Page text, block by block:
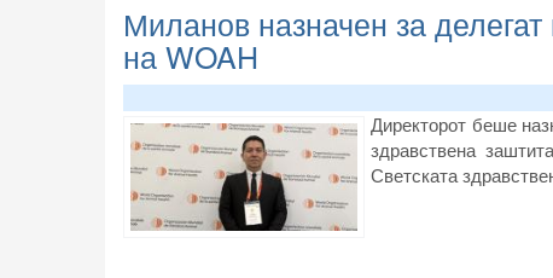
Миланов назначен за
на WOAH
Директорот беше
здравствена
Светската